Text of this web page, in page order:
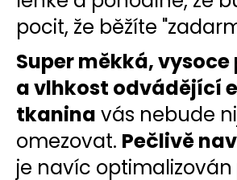
pocit, že běžíte
Super měkká,
a vlhkost odvádějící
tkanina vás nebude
omezovat. Pečlivě
je navíc optimalizován
RONHILL
CORE
L/S
TEE
809
Kč
Původně:
899